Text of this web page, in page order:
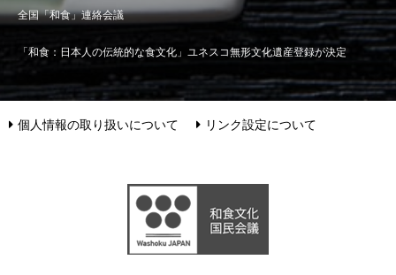
全国「和食」連絡会議
「和食：日本人の伝統的な食文化」ユネスコ無形文化遺産登録が決定
個人情報の取り扱いについて リンク設定について